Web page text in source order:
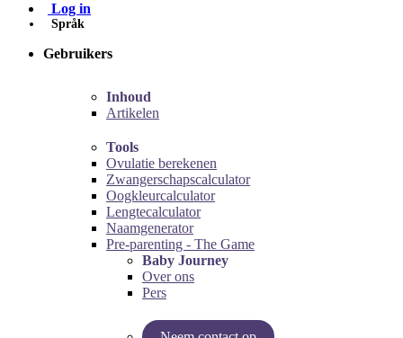
Log in
Språk
Gebruikers
Inhoud
Artikelen
Tools
Ovulatie berekenen
Zwangerschapscalculator
Oogkleurcalculator
Lengtecalculator
Naamgenerator
Pre-parenting - The Game
Baby Journey
Over ons
Pers